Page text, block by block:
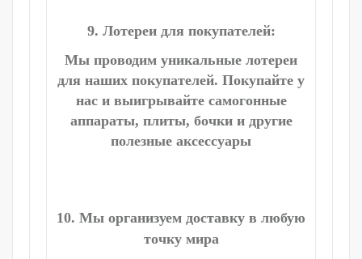
9. Лотереи для покупателей:
Мы проводим уникальные лотереи
для наших покупателей. Покупайте у
нас и выигрывайте самогонные
аппараты, плиты, бочки и другие
полезные аксессуары
10. Мы организуем доставку в любую
точку мира